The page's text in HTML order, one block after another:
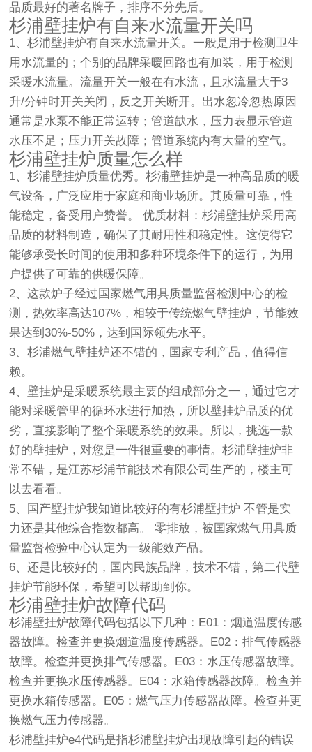
品质最好的著名牌子，排序不分先后。
杉浦壁挂炉有自来水流量开关吗
1、杉浦壁挂炉有自来水流量开关。一般是用于检测卫生
用水流量的；个别的品牌采暖回路也有加装，用于检测
采暖水流量。流量开关一般在有水流，且水流量大于3
升/分钟时开关关闭，反之开关断开。出水忽冷忽热原因
通常是水泵不能正常运转；管道缺水，压力表显示管道
水压不足；压力开关故障；管道系统内有大量的空气。
杉浦壁挂炉质量怎么样
1、杉浦壁挂炉质量优秀。杉浦壁挂炉是一种高品质的暖
气设备，广泛应用于家庭和商业场所。其质量可靠，性
能稳定，备受用户赞誉。 优质材料：杉浦壁挂炉采用高
品质的材料制造，确保了其耐用性和稳定性。这使得它
能够承受长时间的使用和多种环境条件下的运行，为用
户提供了可靠的供暖保障。
2、这款炉子经过国家燃气用具质量监督检测中心的检
测，热效率高达107%，相较于传统燃气壁挂炉，节能效
果达到30%-50%，达到国际领先水平。
3、杉浦燃气壁挂炉还不错的，国家专利产品，值得信
赖。
4、壁挂炉是采暖系统最主要的组成部分之一，通过它才
能对采暖管里的循环水进行加热，所以壁挂炉品质的优
劣，直接影响了整个采暖系统的效果。所以，挑选一款
好的壁挂炉，对您是一件很重要的事情。杉浦壁挂炉非
常不错，是江苏杉浦节能技术有限公司生产的，楼主可
以去看看。
5、国产壁挂炉我知道比较好的有杉浦壁挂炉 不管是实
力还是其他综合指数都高。 零排放，被国家燃气用具质
量监督检验中心认定为一级能效产品。
6、还是比较好的，国内民族品牌，技术不错，第二代壁
挂炉节能环保，希望可以帮助到你。
杉浦壁挂炉故障代码
杉浦壁挂炉故障代码包括以下几种：E01：烟道温度传感
器故障。检查并更换烟道温度传感器。E02：排气传感器
故障。检查并更换排气传感器。E03：水压传感器故障。
检查并更换水压传感器。E04：水箱传感器故障。检查并
更换水箱传感器。E05：燃气压力传感器故障。检查并更
换燃气压力传感器。
杉浦壁挂炉e4代码是指杉浦壁挂炉出现故障引起的错误